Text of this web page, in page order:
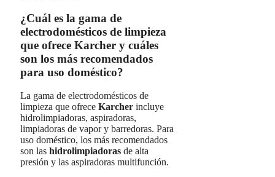
¿Cuál es la gama de
electrodomésticos de limpieza
que ofrece Karcher y cuáles
son los más recomendados
para uso doméstico?
La gama de electrodomésticos de
limpieza que ofrece Karcher incluye
hidrolimpiadoras, aspiradoras,
limpiadoras de vapor y barredoras. Para
uso doméstico, los más recomendados
son las hidrolimpiadoras de alta
presión y las aspiradoras multifunción.